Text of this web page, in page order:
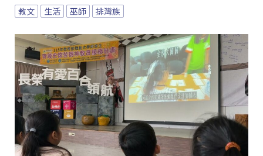
教文 生活 巫師 排灣族